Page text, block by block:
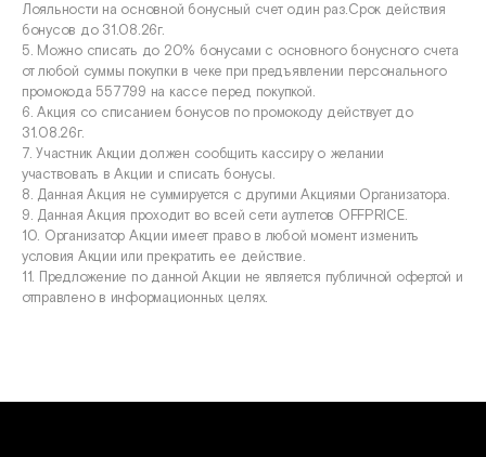
Лояльности на основной бонусный счет один раз.Срок действия
бонусов до 31.08.26г.
5. Можно списать до 20% бонусами с основного бонусного счета
от любой суммы покупки в чеке при предъявлении персонального
промокода 557799 на кассе перед покупкой.
6. Акция со списанием бонусов по промокоду действует до
31.08.26г.
7. Участник Акции должен сообщить кассиру о желании
участвовать в Акции и списать бонусы.
8. Данная Акция не суммируется с другими Акциями Организатора.
9. Данная Акция проходит во всей сети аутлетов OFFPRICE.
10. Организатор Акции имеет право в любой момент изменить
условия Акции или прекратить ее действие.
11. Предложение по данной Акции не является публичной офертой и
отправлено в информационных целях.